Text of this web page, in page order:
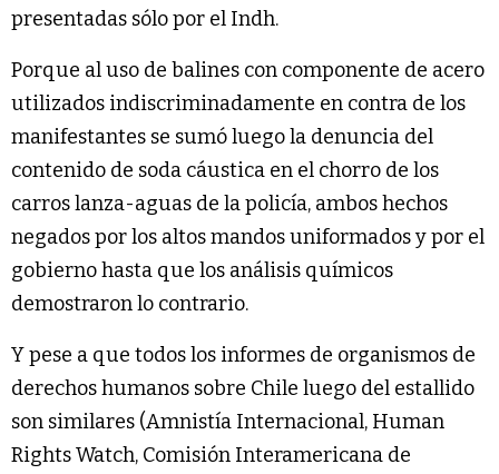
presentadas sólo por el Indh.
Porque al uso de balines con componente de acero
utilizados indiscriminadamente en contra de los
manifestantes se sumó luego la denuncia del
contenido de soda cáustica en el chorro de los
carros lanza-aguas de la policía, ambos hechos
negados por los altos mandos uniformados y por el
gobierno hasta que los análisis químicos
demostraron lo contrario.
Y pese a que todos los informes de organismos de
derechos humanos sobre Chile luego del estallido
son similares (Amnistía Internacional, Human
Rights Watch, Comisión Interamericana de